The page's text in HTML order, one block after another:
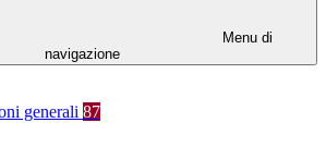
Menu di
navigazione
generali 87